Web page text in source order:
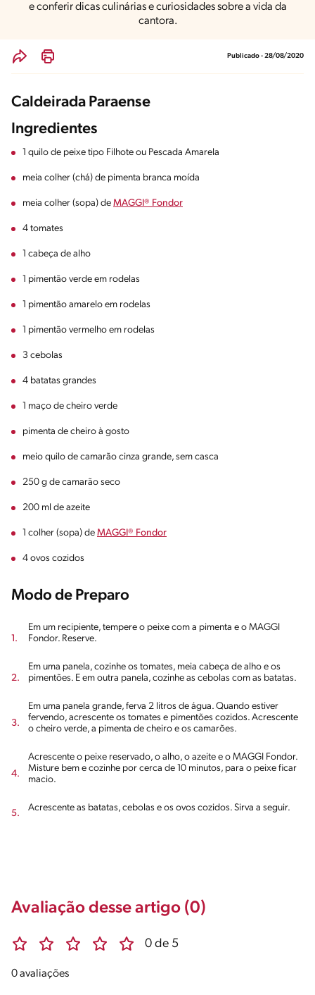
e conferir dicas culinárias e curiosidades sobre a vida da
cantora.
Publicado - 28/08/2020
Caldeirada Paraense
Ingredientes
1 quilo de peixe tipo Filhote ou Pescada Amarela
meia colher (chá) de pimenta branca moída
meia colher (sopa) de MAGGI® Fondor
4 tomates
1 cabeça de alho
1 pimentão verde em rodelas
1 pimentão amarelo em rodelas
1 pimentão vermelho em rodelas
3 cebolas
4 batatas grandes
1 maço de cheiro verde
pimenta de cheiro à gosto
meio quilo de camarão cinza grande, sem casca
250 g de camarão seco
200 ml de azeite
1 colher (sopa) de MAGGI® Fondor
4 ovos cozidos
Modo de Preparo
Em um recipiente, tempere o peixe com a pimenta e o MAGGI
Fondor. Reserve.
Em uma panela, cozinhe os tomates, meia cabeça de alho e os
pimentões. E em outra panela, cozinhe as cebolas com as batatas.
Em uma panela grande, ferva 2 litros de água. Quando estiver
fervendo, acrescente os tomates e pimentões cozidos. Acrescente
o cheiro verde, a pimenta de cheiro e os camarões.
Acrescente o peixe reservado, o alho, o azeite e o MAGGI Fondor.
Misture bem e cozinhe por cerca de 10 minutos, para o peixe ficar
macio.
Acrescente as batatas, cebolas e os ovos cozidos. Sirva a seguir.
Avaliação desse artigo (0)
0 de 5
0 avaliações